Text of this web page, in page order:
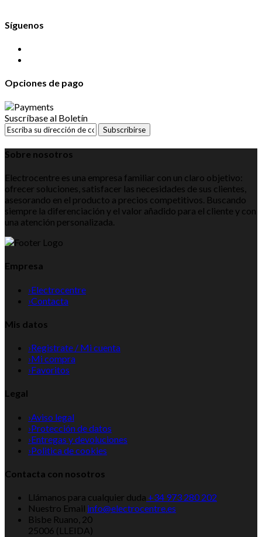
Síguenos
Opciones de pago
Suscríbase al Boletín
Subscribirse
Sobre nosotros
Electrocentre es una empresa familiar con un claro objetivo:
ofrecer soluciones, satisfacer las necesidades de sus clientes,
asesorando en el producto a precios competitivos. Buscando
siempre la diferenciación y el valor añadido para el cliente y con
una atención personalizada.
Empresa
›Electrocentre
›Contacta
Mis datos
›Registrate / Mi cuenta
›Mi compra
›Favoritos
Legal
›Aviso legal
›Protección de datos
›Entregas y devoluciones
›Politica de cookies
Contacta con nosotros
Llámanos para cualquier duda +34 973 280 202
Nuestro Email info@electrocentre.es
Bisbe Ruano, 20
25006 (LLEIDA)